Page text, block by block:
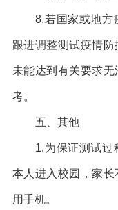
8.若国家或地方
跟进调整测试疫情
未能达到有关要求
考。
五、其他
1.为保证测试过
本人进入校园，家
用手机。